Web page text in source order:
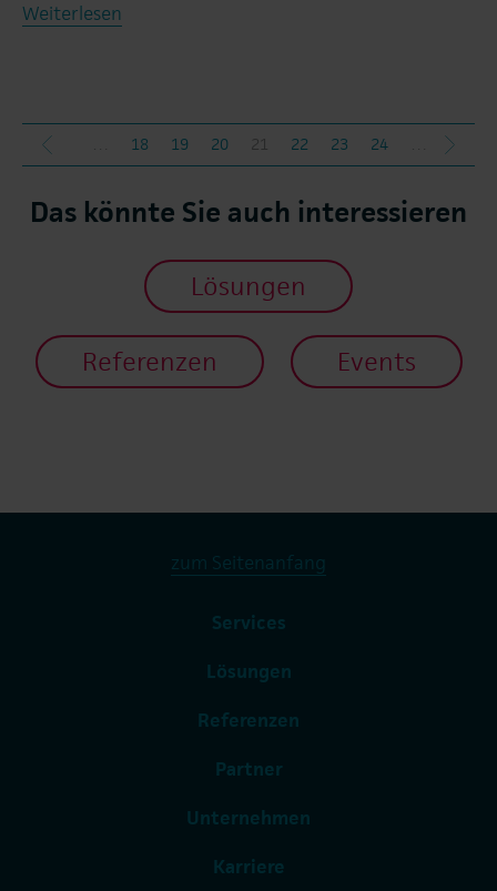
Weiterlesen
18 19 20 21 22 23 24
Das könnte Sie auch interessieren
Lösungen
Referenzen Events
zum Seitenanfang
Services
Lösungen
Referenzen
Partner
Unternehmen
Karriere